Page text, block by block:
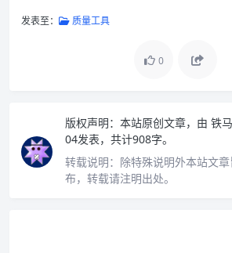
发表至： 质量工具
0
版权声明： 本站原创文章，由 铁
04发表，共计908字。
转载说明： 除特殊说明外本站文
布，转载请注明出处。